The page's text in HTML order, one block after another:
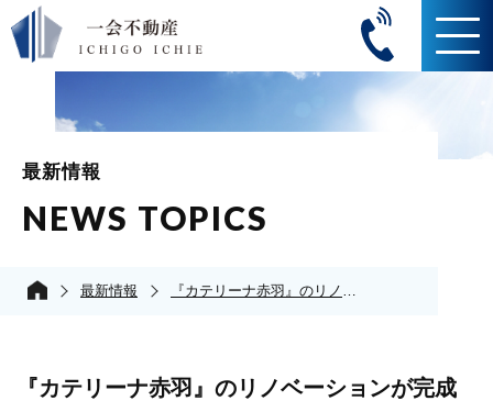
最新情報
NEWS TOPICS
最新情報 『カテリーナ赤羽』のリノベーションが完成いたしました！
『カテリーナ赤羽』のリノベーションが完成